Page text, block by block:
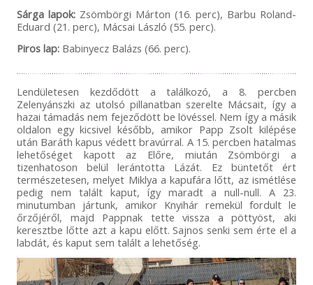
Sárga lapok:Zsömbörgi Márton (16. perc), Barbu Roland-
Eduard (21. perc), Mácsai László (55. perc).
Piros lap:Babinyecz Balázs (66. perc).
Lendületesen kezdődött a találkozó, a 8. percben
Zelenyánszki az utolsó pillanatban szerelte Mácsait, így a
hazai támadás nem fejeződött be lövéssel. Nem így a másik
oldalon egy kicsivel később, amikor Papp Zsolt kilépése
után Baráth kapus védett bravúrral. A 15. percben hatalmas
lehetőséget kapott az Előre, miután Zsömbörgi a
tizenhatoson belül lerántotta Lázát. Ez büntetőt ért
természetesen, melyet Miklya a kapufára lőtt, az ismétlése
pedig nem talált kaput, így maradt a null-null. A 23.
minutumban jártunk, amikor Knyihár remekül fordult le
őrzőjéről, majd Pappnak tette vissza a pöttyöst, aki
keresztbe lőtte azt a kapu előtt. Sajnos senki sem érte el a
labdát, és kaput sem talált a lehetőség.